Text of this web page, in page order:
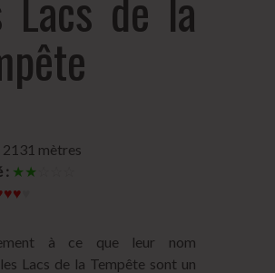
2131 mètres
: ★★
à ce que leur nom
Lacs de la Tempête sont un